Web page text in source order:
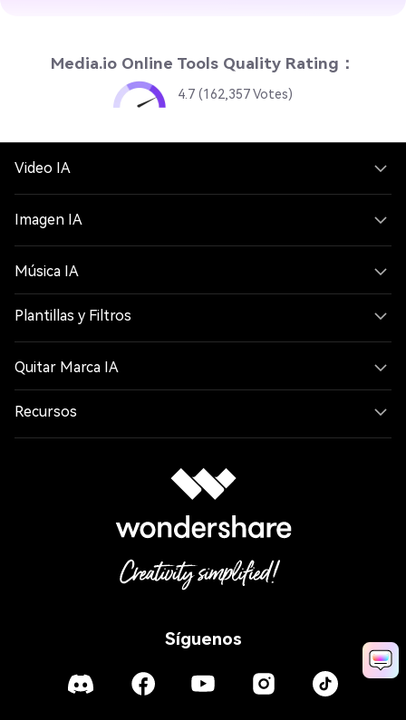
Media.io Online Tools Quality Rating：
4.7 (162,357 Votes)
Síguenos
Video IA
Imagen IA
Música IA
Plantillas y Filtros
Quitar Marca IA
Recursos